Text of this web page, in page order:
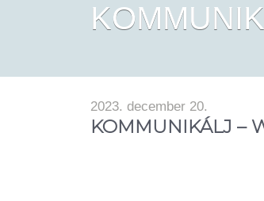
2023. december 20.
KOMMUNIKÁLJ –